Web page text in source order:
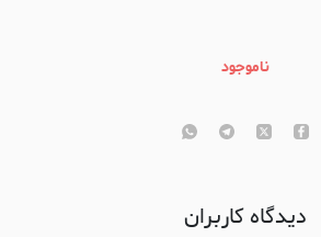
ناموجود
دیدگاه کاربران